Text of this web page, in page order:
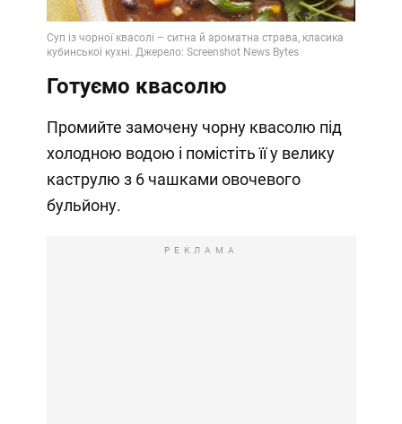
Готуємо квасолю
Промийте замочену чорну квасолю під
холодною водою і помістіть її у велику
каструлю з 6 чашками овочевого
бульйону.
РЕКЛАМА